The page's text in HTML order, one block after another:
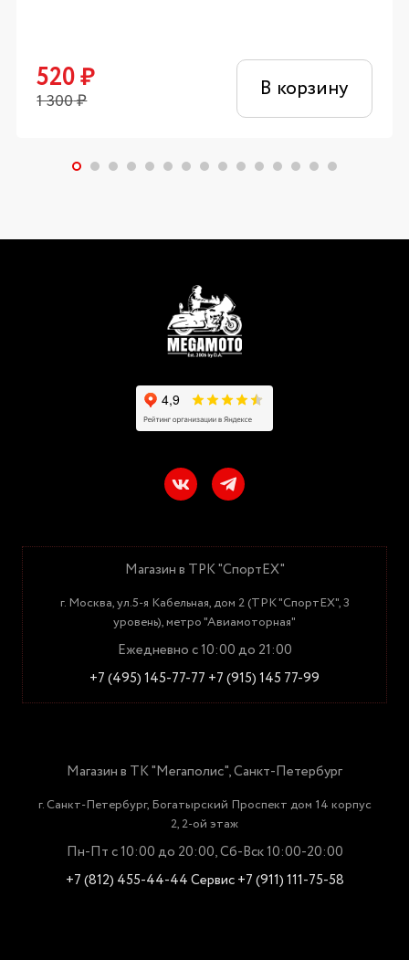
520₽
1 300₽ В корзину
Магазин в ТРК "СпортЕХ"
г. Москва, ул.5-я Кабельная, дом 2 (ТРК "СпортЕХ", 3
уровень), метро "Авиамоторная"
Ежедневно с 10:00 до 21:00
+7 (495) 145-77-77 +7 (915) 145 77-99
Магазин в ТК "Мегаполис", Санкт-Петербург
г. Санкт-Петербург, Богатырский Проспект дом 14 корпус
2, 2-ой этаж
Пн-Пт с 10:00 до 20:00, Сб-Вск 10:00-20:00
+7 (812) 455-44-44Сервис +7 (911) 111-75-58